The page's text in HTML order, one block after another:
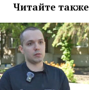
Читайте также